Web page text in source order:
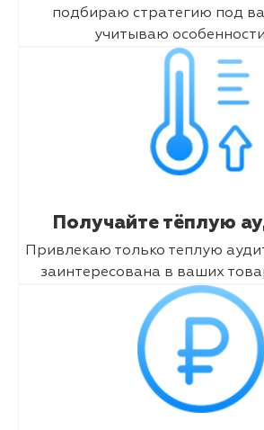
подбираю стратегию под
учитываю
Получайте тёплую
Привлекаю только теплую
заинтересована в ваших